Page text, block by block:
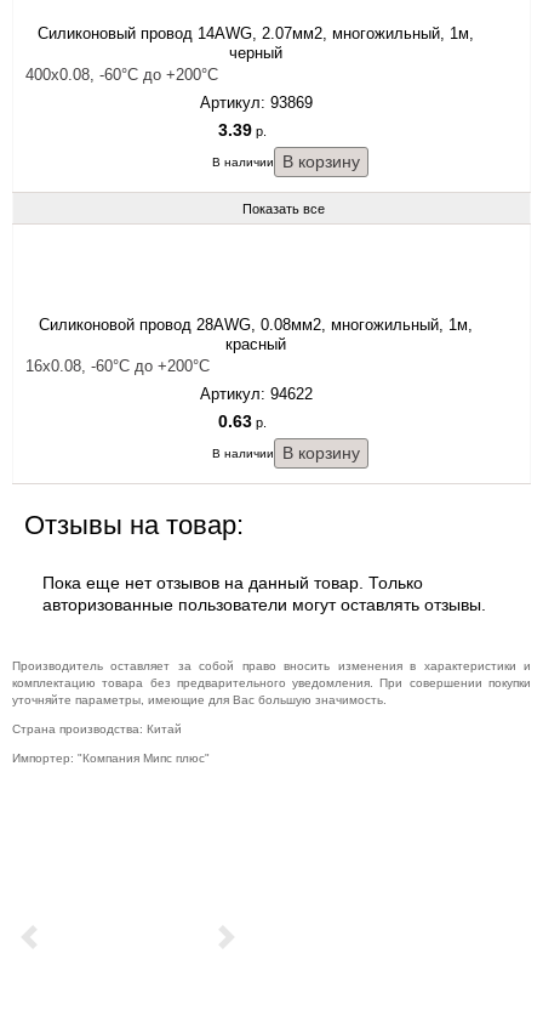
Previous Next
Силиконовый провод 14AWG, 2.07мм2, многожильный, 1м,
черный
400x0.08, -60°C до +200°С
Артикул: 93869
3.39 р.
В наличии.
Показать все
Силиконовой провод 28AWG, 0.08мм2, многожильный, 1м,
красный
16x0.08, -60°C до +200°С
Артикул: 94622
0.63 р.
В наличии.
Отзывы на товар:
Пока еще нет отзывов на данный товар. Только
авторизованные пользователи могут оставлять отзывы.
Производитель оставляет за собой право вносить изменения в характеристики и
комплектацию товара без предварительного уведомления. При совершении покупки
уточняйте параметры, имеющие для Вас большую значимость.
Страна производства: Китай
Импортер: "Компания Мипс плюс"